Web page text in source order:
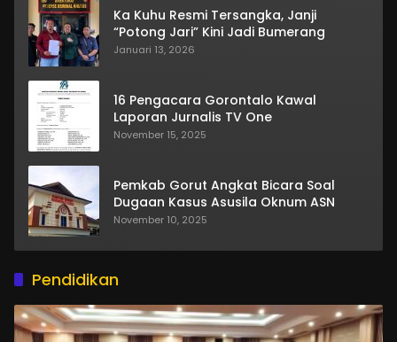
Ka Kuhu Resmi Tersangka, Janji
“Potong Jari” Kini Jadi Bumerang
Januari 13, 2026
16 Pengacara Gorontalo Kawal
Laporan Jurnalis TV One
November 15, 2025
Pemkab Gorut Angkat Bicara Soal
Dugaan Kasus Asusila Oknum ASN
November 10, 2025
Pendidikan